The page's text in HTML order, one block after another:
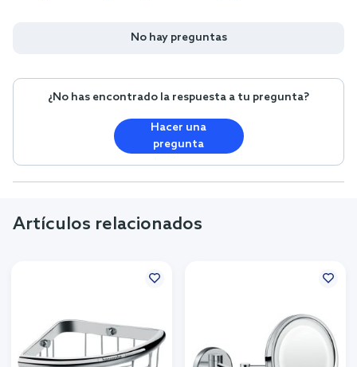
No hay preguntas
¿No has encontrado la respuesta a tu pregunta?
Hacer una
pregunta
Artículos relacionados